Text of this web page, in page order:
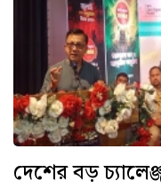
দেশের বড়